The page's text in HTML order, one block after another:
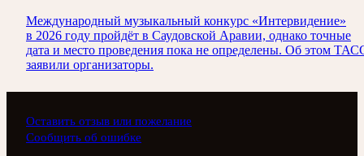
Международный музыкальный конкурс «Интервидение»
в 2026 году пройдёт в Саудовской Аравии, однако точные
дата и место проведения пока не определены. Об этом
заявили организаторы.
Оставить отзыв или пожелание
Сообщить об ошибке